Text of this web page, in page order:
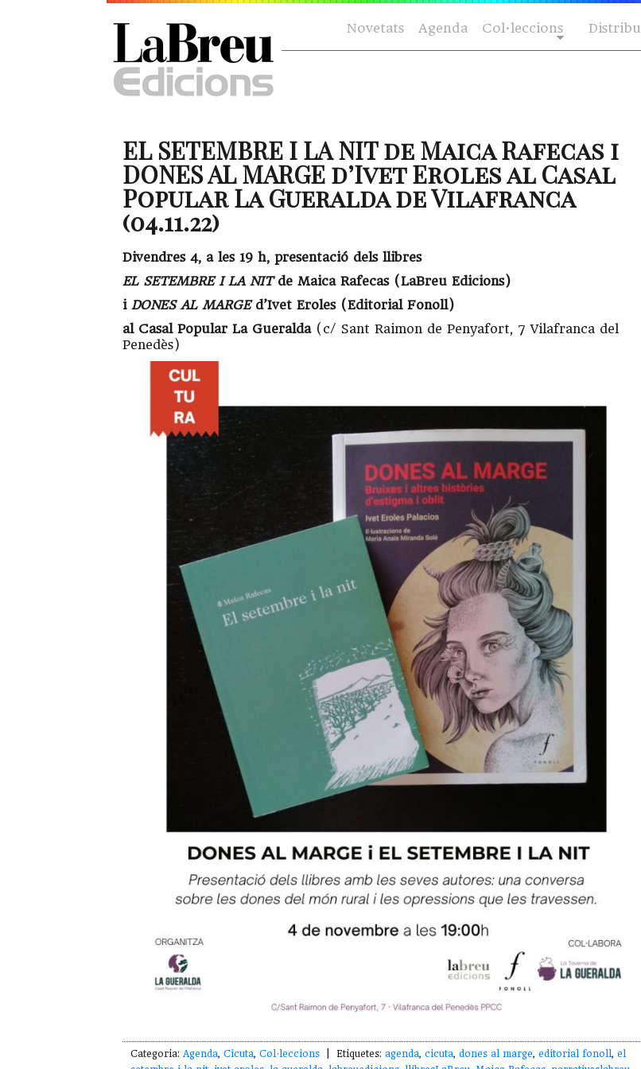
Novetats Agenda Col·leccions
EL SETEMBRE I LA NIT de Maica Rafecas i
DONES AL MARGE d’Ivet Eroles al Casal
Popular La Gueralda de Vilafranca
(04.11.22)
Divendres 4, a les 19 h, presentació dels llibres
EL SETEMBRE I LA NITde Maica Rafecas (LaBreu Edicions)
iDONES AL MARGEd’Ivet Eroles (Editorial Fonoll)
al Casal Popular La Gueralda(c/ Sant Raimon de Penyafort, 7 Vilafranca del
Penedès)
Categoria:Agenda,Cicuta,Col·leccions | Etiquetes:agenda,cicuta,dones al marge,editorial fonoll,el